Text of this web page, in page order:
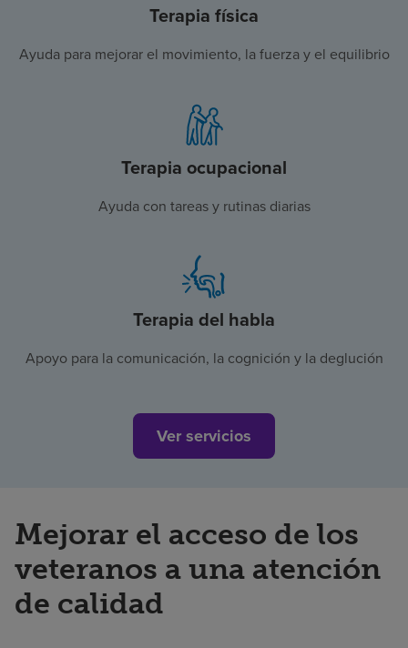
Terapia física
Ayuda para mejorar el movimiento, la fuerza y el equilibrio
Terapia ocupacional
Ayuda con tareas y rutinas diarias
Terapia del habla
Apoyo para la comunicación, la cognición y la deglución
Ver servicios
Mejorar el acceso de los
veteranos a una atención
de calidad